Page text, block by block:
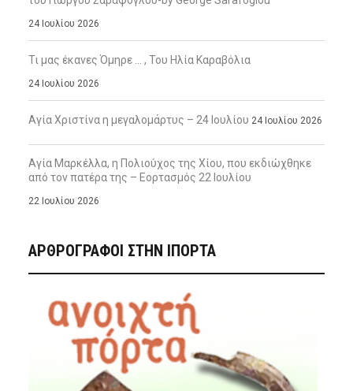
24 Ιουλίου 2026
Τι μας έκανες Όμηρε … , Του Ηλία Καραβόλια
24 Ιουλίου 2026
Αγία Χριστίνα η μεγαλομάρτυς – 24 Ιουλίου 24 Ιουλίου 2026
Αγία Μαρκέλλα, η Πολιούχος της Χίου, που εκδιώχθηκε
από τον πατέρα της – Εορτασμός 22 Ιουλίου
22 Ιουλίου 2026
ΑΡΘΡΟΓΡΑΦΟΙ ΣΤΗΝ IΠΟΡΤΑ